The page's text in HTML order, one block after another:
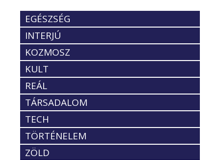
EGÉSZSÉG
INTERJÚ
KOZMOSZ
KULT
REÁL
TÁRSADALOM
TECH
TÖRTÉNELEM
ZÖLD